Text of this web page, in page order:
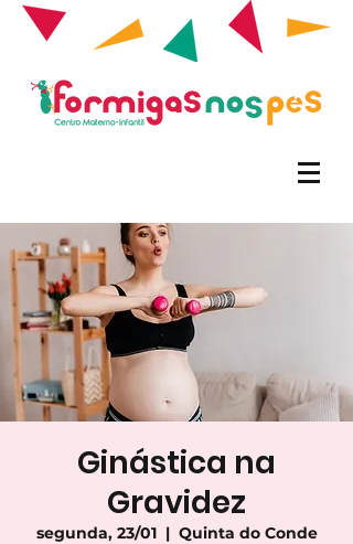
Ginástica na
Gravidez
segunda, 23/01
  |
Quinta do Conde